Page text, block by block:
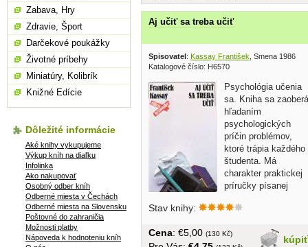
Aj učiť sa treba učiť
Spisovatel : Kassay František, Smena 1986
Katalogové číslo: H6570
Psychológia učenia
sa. Kniha sa zaoberá
hľadaním
psychologických
príčin problémov,
ktoré trápia každého
študenta. Má
charakter praktickej
príručky písanej
Stav knihy:
kúpiť
Cena: €5,00 (130 Kč)
Zabava, Hry
Zdravie, Šport
Darčekové poukážky
Životné príbehy
Miniatúry, Kolibrík
Knižné Edície
Dôležité informácie
Aké knihy vykupujeme
Výkup kníh na diaľku
Infolinka
Ako nakupovať
Osobný odber kníh
Odberné miesta v Čechách
Odberné miesta na Slovensku
Poštovné do zahraničia
Možnosti platby
Nápoveda k hodnoteniu kníh